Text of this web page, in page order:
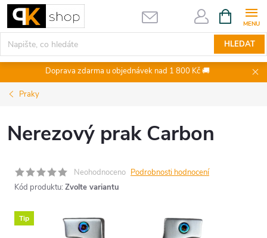
Přejít
obsah
HLEDAT
NÁKUPNÍ
KOŠÍK
Doprava zdarma u objednávek nad 1 800 Kč 🚚
Praky
Nerezový prak Carbon
Neohodnoceno Podrobnosti hodnocení
Kód produktu: Zvolte variantu
Tip